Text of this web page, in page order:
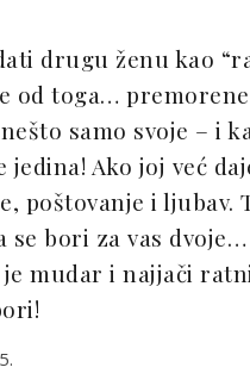
drugu ženu kao
od toga…
samo svoje – i
jedina! Ako joj već
poštovanje i ljubav.
se bori za vas
je mudar i najjači